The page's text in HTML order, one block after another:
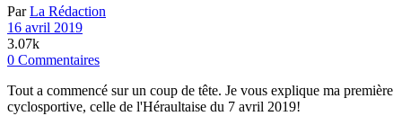
ParLa Rédaction
16 avril 2019
3.07k
0 Commentaires
Tout a commencé sur un coup de tête. Je vous explique ma première
cyclosportive, celle de l'Héraultaise du 7 avril 2019!